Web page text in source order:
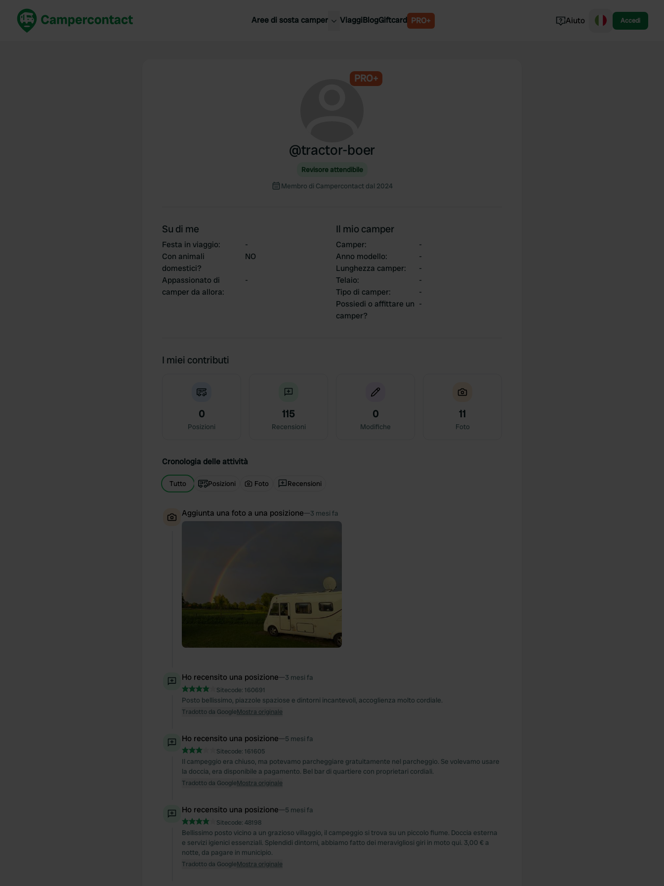
Aree di sosta camper ViaggiBlogGiftcard PRO+ Aiuto Accedi
PRO+
@tractor-boer
Revisore attendibile
Membro di Campercontact dal 2024
Su di me
Festa in viaggio:
-
Con animali
domestici?
NO
Appassionato di
camper da allora:
-
Il mio camper
Camper:
-
Anno modello:
-
Lunghezza camper:
-
Telaio:
-
Tipo di camper:
-
Possiedi o affittare un
camper?
-
I miei contributi
0
Posizioni
115
Recensioni
0
Modifiche
11
Foto
Cronologia delle attività
Tutto Posizioni Foto Recensioni
Aggiunta una foto a una posizione—3 mesi fa
Ho recensito una posizione—3 mesi fa
Sitecode: 160691
Posto bellissimo, piazzole spaziose e dintorni incantevoli, accoglienza molto cordiale.
Tradotto da GoogleMostra originale
Ho recensito una posizione—5 mesi fa
Sitecode: 161605
Il campeggio era chiuso, ma potevamo parcheggiare gratuitamente nel parcheggio. Se volevamo usare
la doccia, era disponibile a pagamento. Bel bar di quartiere con proprietari cordiali.
Tradotto da GoogleMostra originale
Ho recensito una posizione—5 mesi fa
Sitecode: 48198
Bellissimo posto vicino a un grazioso villaggio, il campeggio si trova su un piccolo fiume. Doccia esterna
e servizi igienici essenziali. Splendidi dintorni, abbiamo fatto dei meravigliosi giri in moto qui. 3,00 € a
notte, da pagare in municipio.
Tradotto da GoogleMostra originale